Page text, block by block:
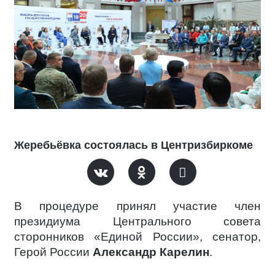
Жеребьёвка состоялась в Центризбиркоме
В процедуре принял участие член
президиума Центрального совета
сторонников «Единой России», сенатор,
Герой России Александр Карелин.